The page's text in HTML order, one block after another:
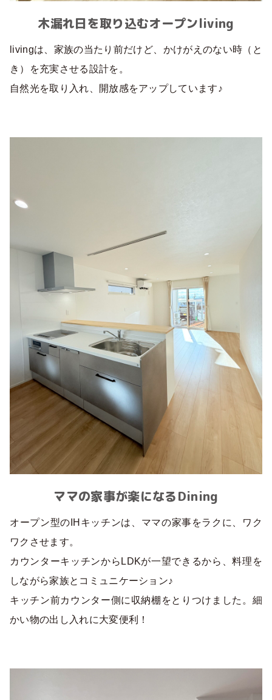
木漏れ日を取り込むオープンliving
livingは、家族の当たり前だけど、かけがえのない時（と
き）を充実させる設計を。
自然光を取り入れ、開放感をアップしています♪
ママの家事が楽になるDining
オープン型のIHキッチンは、ママの家事をラクに、ワク
ワクさせます。
カウンターキッチンからLDKが一望できるから、料理を
しながら家族とコミュニケーション♪
キッチン前カウンター側に収納棚をとりつけました。細
かい物の出し入れに大変便利！